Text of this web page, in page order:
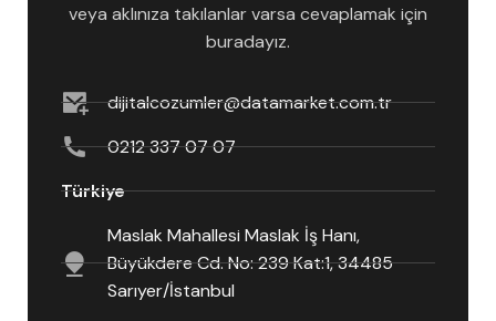
veya aklınıza takılanlar varsa cevaplamak için
buradayız.
dijitalcozumler@datamarket.com.tr
0212 337 07 07
Türkiye
Maslak Mahallesi Maslak İş Hanı,
Büyükdere Cd. No: 239 Kat:1, 34485
Sarıyer/İstanbul